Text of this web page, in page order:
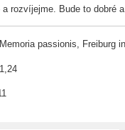
a rozvíjejme. Bude to dobré
passionis, Freiburg